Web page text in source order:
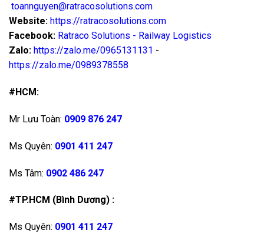
toannguyen@ratracosolutions.com
Website: https://ratracosolutions.com
Facebook: Ratraco Solutions - Railway Logistics
Zalo: https://zalo.me/0965131131 -
https://zalo.me/0989378558
#HCM:
Mr Lưu Toàn: 0909 876 247
Ms Quyên: 0901 411 247
Ms Tâm: 0902 486 247
#TP.HCM (Bình Dương) :
Ms Quyên: 0901 411 247